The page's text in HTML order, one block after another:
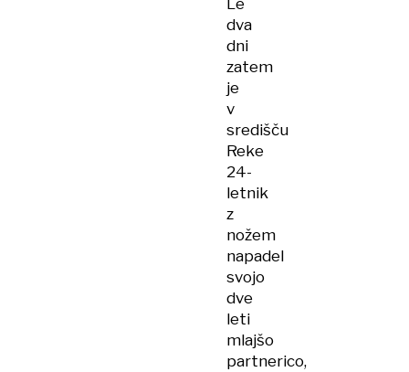
Le
dva
dni
zatem
je
v
središču
Reke
24-
letnik
z
nožem
napadel
svojo
dve
leti
mlajšo
partnerico,